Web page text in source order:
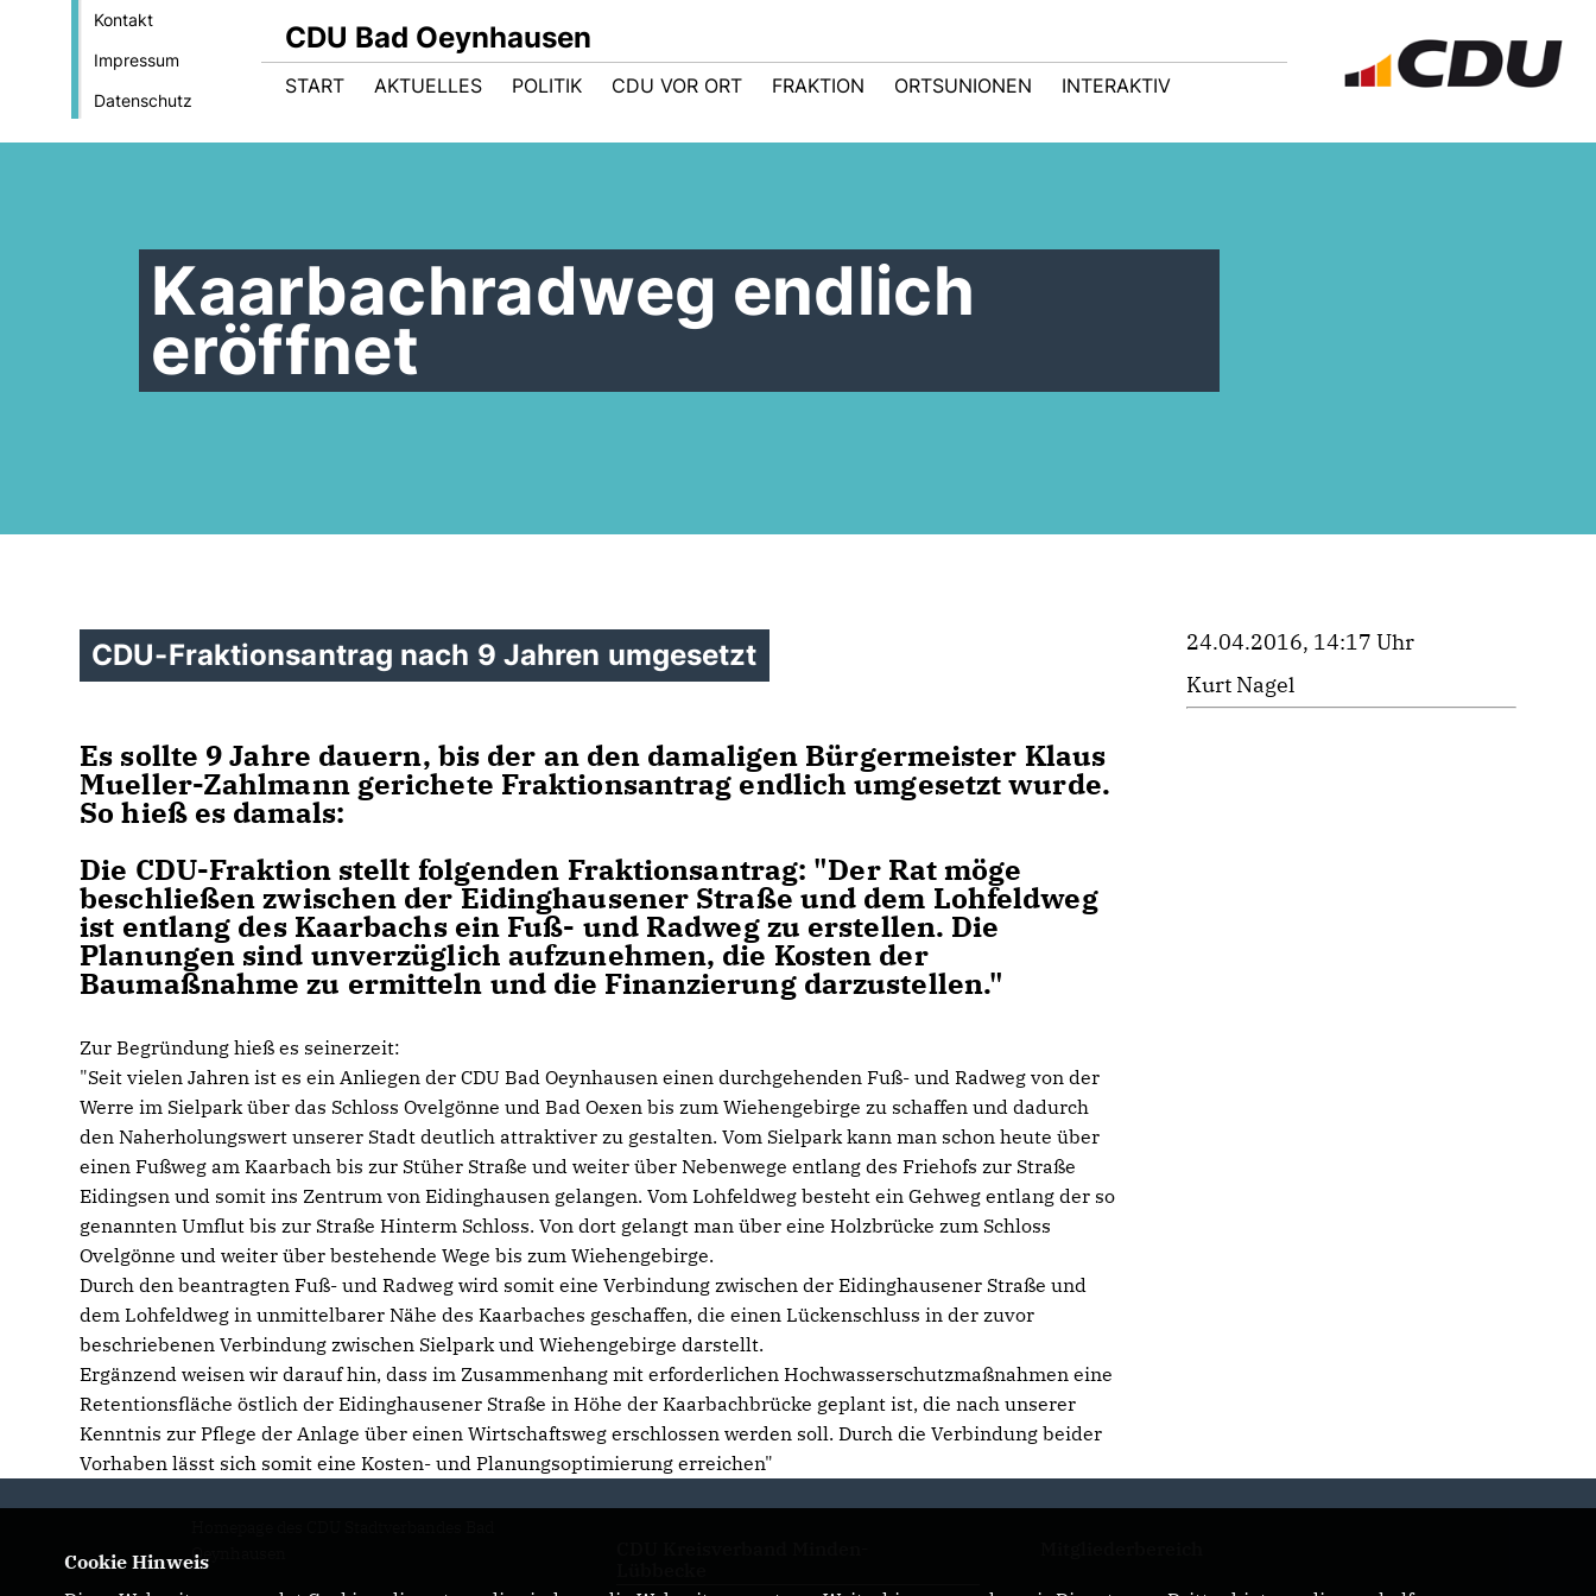
Kontakt
Impressum
Datenschutz
CDU Bad Oeynhausen
START AKTUELLES POLITIK CDU VOR ORT FRAKTION ORTSUNIONEN INTERAKTIV
Kaarbachradweg endlich
eröffnet
CDU-Fraktionsantrag nach 9 Jahren umgesetzt
Es sollte 9 Jahre dauern, bis der an den damaligen Bürgermeister Klaus
Mueller-Zahlmann gerichete Fraktionsantrag endlich umgesetzt wurde.
So hieß es damals:
Die CDU-Fraktion stellt folgenden Fraktionsantrag: "Der Rat möge
beschließen zwischen der Eidinghausener Straße und dem Lohfeldweg
ist entlang des Kaarbachs ein Fuß- und Radweg zu erstellen. Die
Planungen sind unverzüglich aufzunehmen, die Kosten der
Baumaßnahme zu ermitteln und die Finanzierung darzustellen."
Zur Begründung hieß es seinerzeit:
"Seit vielen Jahren ist es ein Anliegen der CDU Bad Oeynhausen einen durchgehenden Fuß- und Radweg von der
Werre im Sielpark über das Schloss Ovelgönne und Bad Oexen bis zum Wiehengebirge zu schaffen und dadurch
den Naherholungswert unserer Stadt deutlich attraktiver zu gestalten. Vom Sielpark kann man schon heute über
einen Fußweg am Kaarbach bis zur Stüher Straße und weiter über Nebenwege entlang des Friehofs zur Straße
Eidingsen und somit ins Zentrum von Eidinghausen gelangen. Vom Lohfeldweg besteht ein Gehweg entlang der so
genannten Umflut bis zur Straße Hinterm Schloss. Von dort gelangt man über eine Holzbrücke zum Schloss
Ovelgönne und weiter über bestehende Wege bis zum Wiehengebirge.
Durch den beantragten Fuß- und Radweg wird somit eine Verbindung zwischen der Eidinghausener Straße und
dem Lohfeldweg in unmittelbarer Nähe des Kaarbaches geschaffen, die einen Lückenschluss in der zuvor
beschriebenen Verbindung zwischen Sielpark und Wiehengebirge darstellt.
Ergänzend weisen wir darauf hin, dass im Zusammenhang mit erforderlichen Hochwasserschutzmaßnahmen eine
Retentionsfläche östlich der Eidinghausener Straße in Höhe der Kaarbachbrücke geplant ist, die nach unserer
Kenntnis zur Pflege der Anlage über einen Wirtschaftsweg erschlossen werden soll. Durch die Verbindung beider
Vorhaben lässt sich somit eine Kosten- und Planungsoptimierung erreichen"
24.04.2016, 14:17 Uhr
Kurt Nagel
Oeynhausen
Cookie Hinweis